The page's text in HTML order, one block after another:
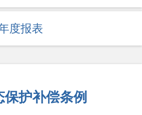
度报表
保护补偿条例